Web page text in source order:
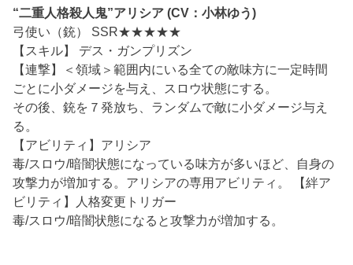
“二重人格殺人鬼”アリシア (CV：小林ゆう)
弓使い（銃） SSR★★★★★
【スキル】 デス・ガンプリズン
【連撃】＜領域＞範囲内にいる全ての敵味方に一定時間
ごとに小ダメージを与え、スロウ状態にする。
その後、銃を７発放ち、ランダムで敵に小ダメージ与え
る。
【アビリティ】アリシア
毒/スロウ/暗闇状態になっている味方が多いほど、自身の
攻撃力が増加する。アリシアの専用アビリティ。 【絆ア
ビリティ】人格変更トリガー
毒/スロウ/暗闇状態になると攻撃力が増加する。